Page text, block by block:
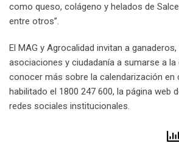
como queso, colágeno y helados de
entre otros”.
El MAG y Agrocalidad invitan a
asociaciones y ciudadanía a sumarse a la
conocer más sobre la calendarización en
habilitado el 1800 247 600, la página web
redes sociales institucionales.